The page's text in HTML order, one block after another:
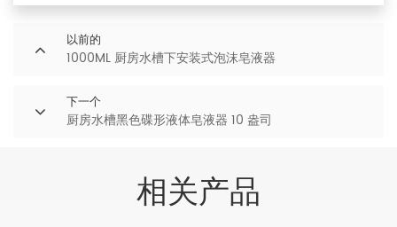
以前的
1000ML 厨房水槽下安装式泡沫皂液器
下一个
厨房水槽黑色碟形液体皂液器 10 盎司
相关产品